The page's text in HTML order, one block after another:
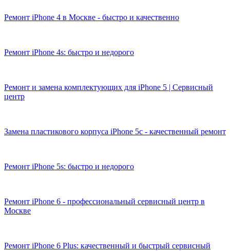
Ремонт iPhone 4 в Москве - быстро и качественно
Ремонт iPhone 4s: быстро и недорого
Ремонт и замена комплектующих для iPhone 5 | Сервисный
центр
Замена пластикового корпуса iPhone 5c - качественный ремонт
Ремонт iPhone 5s: быстро и недорого
Ремонт iPhone 6 - профессиональный сервисный центр в
Москве
Ремонт iPhone 6 Plus: качественный и быстрый сервисный